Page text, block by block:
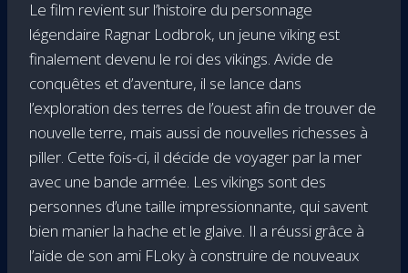
Le film revient sur l’histoire du personnage
légendaire Ragnar Lodbrok, un jeune viking est
finalement devenu le roi des vikings. Avide de
conquêtes et d’aventure, il se lance dans
l’exploration des terres de l’ouest afin de trouver de
nouvelle terre, mais aussi de nouvelles richesses à
piller. Cette fois-ci, il décide de voyager par la mer
avec une bande armée. Les vikings sont des
personnes d’une taille impressionnante, qui savent
bien manier la hache et le glaive. Il a réussi grâce à
l’aide de son ami FLoky à construire de nouveaux